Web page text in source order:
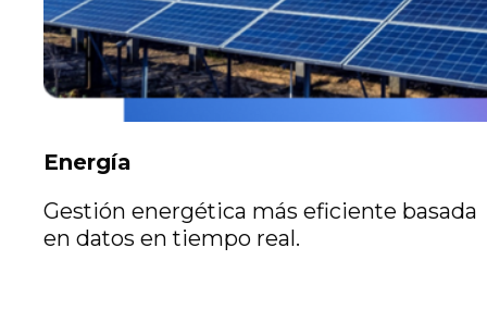
Energía
Gestión energética más eficiente basada
en datos en tiempo real.